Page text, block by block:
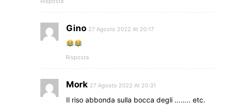
Gino 27 Agosto 2022 At 20:17
Risposta
Mork 27 Agosto 2022 At 20:31
Il riso abbonda sulla bocca degli …….. etc.